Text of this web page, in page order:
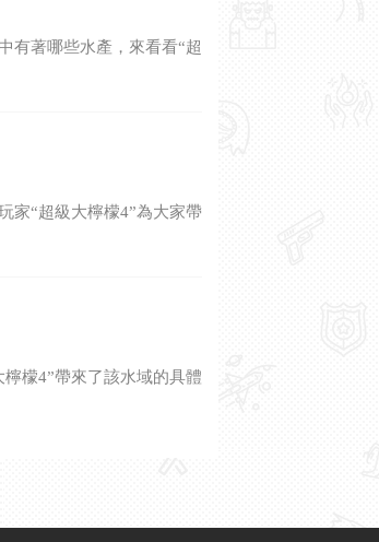
有著哪些水產，來看看“超
家“超級大檸檬4”為大家帶
檬4”帶來了該水域的具體